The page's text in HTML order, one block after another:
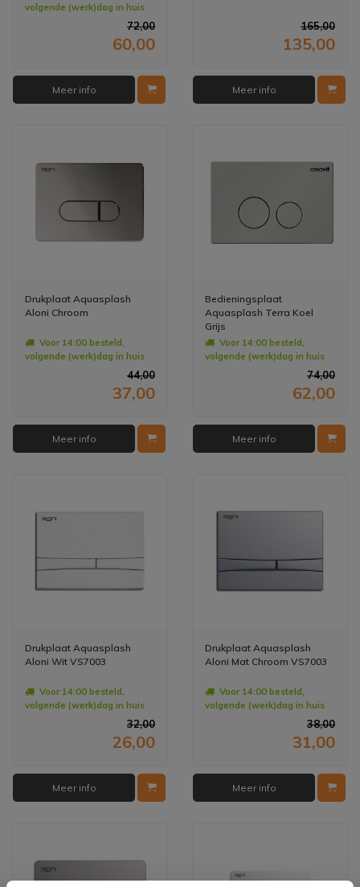
volgende (werk)dag in huis
72,00
60,00
Meer info
165,00
135,00
Meer info
Drukplaat Aquasplash
Aloni Chroom
Voor 14:00 besteld,
volgende (werk)dag in huis
44,00
37,00
Meer info
Bedieningsplaat
Aquasplash Terra Koel
Grijs
Voor 14:00 besteld,
volgende (werk)dag in huis
74,00
62,00
Meer info
Drukplaat Aquasplash
Aloni Wit VS7003
Voor 14:00 besteld,
volgende (werk)dag in huis
32,00
26,00
Meer info
Drukplaat Aquasplash
Aloni Mat Chroom VS7003
Voor 14:00 besteld,
volgende (werk)dag in huis
38,00
31,00
Meer info